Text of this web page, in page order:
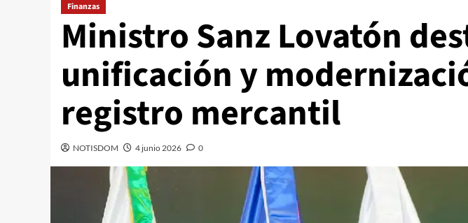
Finanzas
Ministro Sanz Lovatón
unificación y
registro mercantil
NOTISDOM 4 junio 2026 0